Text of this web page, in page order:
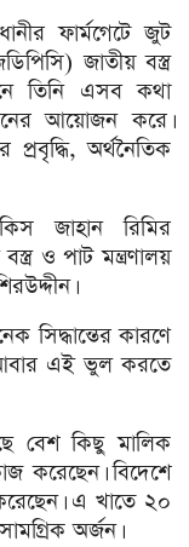
ফার্মগেটে জুট
জাতীয় বস্ত্র
তিনি এসব কথা
আয়োজন করে।
প্রবৃদ্ধি, অর্থনৈতিক
জাহান রিমির
ও পাট মন্ত্রণালয়
সিদ্ধান্তের কারণে
এই ভুল করতে
বেশ কিছু মালিক
করেছেন। বিদেশে
এ খাতে ২০
অর্জন।